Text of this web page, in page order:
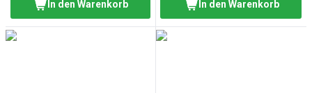
In den Warenkorb In den Warenkorb